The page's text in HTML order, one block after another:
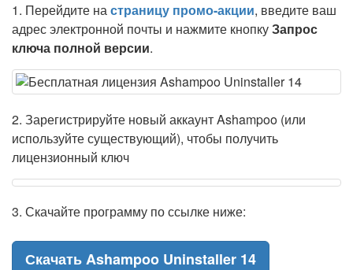
1. Перейдите настраницу промо-акции, введите ваш
адрес электронной почты и нажмите кнопкуЗапрос
ключа полной версии.
2. Зарегистрируйте новый аккаунт Ashampoo (или
используйте существующий), чтобы получить
лицензионный ключ
3. Скачайте программу по ссылке ниже:
Скачать Ashampoo Uninstaller 14